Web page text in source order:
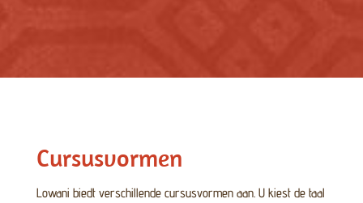
Cursusvormen
Lowani biedt verschillende cursusvormen aan. U kiest de taal